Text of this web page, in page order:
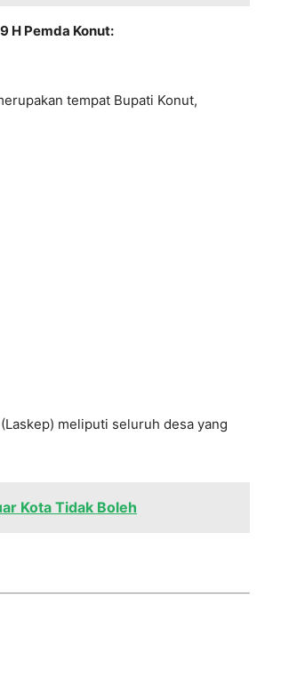
H Pemda Konut:
tempat Bupati Konut,
meliputi seluruh desa yang
Kota Tidak Boleh